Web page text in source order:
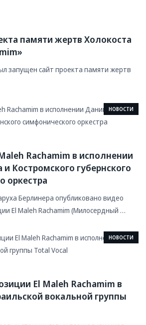
памяти жертв Холокоста
запущен сайт проекта памяти жертв
НОВОСТИ
Rachamim в исполнении
Костромского губернского
оркестра
Берлинера опубликовано видео
El Maleh Rachamim (Милосердный …
НОВОСТИ
El Maleh Rachamim в
вокальной группы